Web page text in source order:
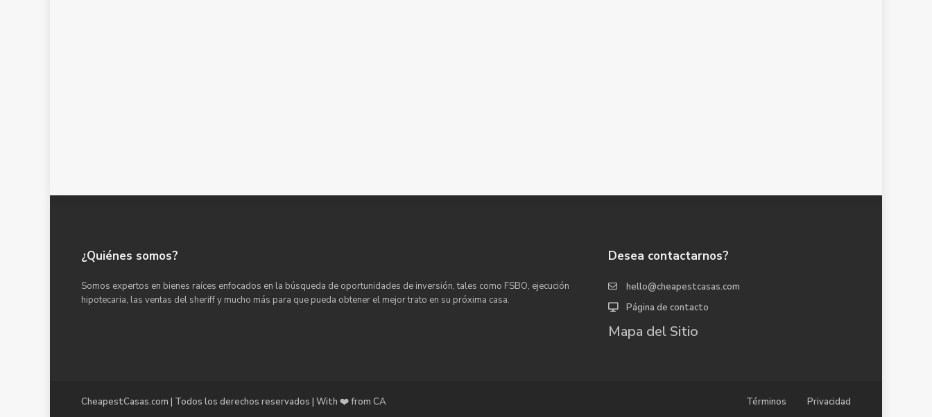
¿Quiénes somos?
Somos expertos en bienes raíces enfocados en la búsqueda de oportunidades de inversión, tales como FSBO, ejecución
hipotecaria, las ventas del sheriff y mucho más para que pueda obtener el mejor trato en su próxima casa.
Desea contactarnos?
hello@cheapestcasas.com
Página de contacto
Mapa del Sitio
CheapestCasas.com | Todos los derechos reservados | With ❤️ from CA Términos Privacidad